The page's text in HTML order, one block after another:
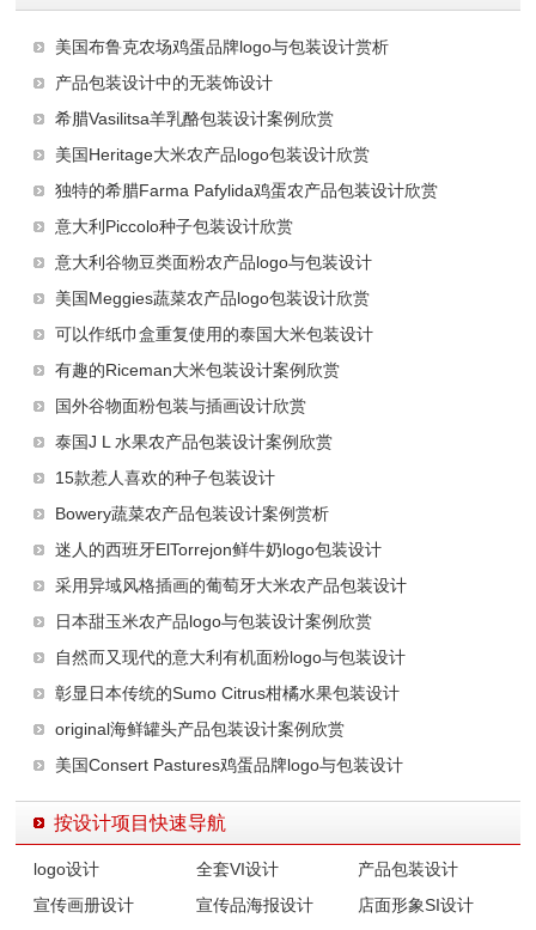
美国布鲁克农场鸡蛋品牌logo与包装设计赏析
产品包装设计中的无装饰设计
希腊Vasilitsa羊乳酪包装设计案例欣赏
美国Heritage大米农产品logo包装设计欣赏
独特的希腊Farma Pafylida鸡蛋农产品包装设计欣赏
意大利Piccolo种子包装设计欣赏
意大利谷物豆类面粉农产品logo与包装设计
美国Meggies蔬菜农产品logo包装设计欣赏
可以作纸巾盒重复使用的泰国大米包装设计
有趣的Riceman大米包装设计案例欣赏
国外谷物面粉包装与插画设计欣赏
泰国J L 水果农产品包装设计案例欣赏
15款惹人喜欢的种子包装设计
Bowery蔬菜农产品包装设计案例赏析
迷人的西班牙ElTorrejon鲜牛奶logo包装设计
采用异域风格插画的葡萄牙大米农产品包装设计
日本甜玉米农产品logo与包装设计案例欣赏
自然而又现代的意大利有机面粉logo与包装设计
彰显日本传统的Sumo Citrus柑橘水果包装设计
original海鲜罐头产品包装设计案例欣赏
美国Consert Pastures鸡蛋品牌logo与包装设计
按设计项目快速导航
logo设计 全套VI设计
产品包装设计
宣传画册设计
宣传品海报设计
店面形象SI设计